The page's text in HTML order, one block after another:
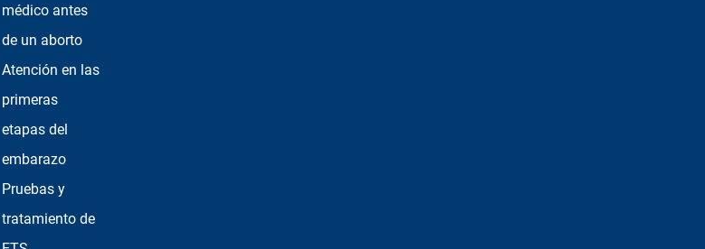
médico antes
de un aborto
Atención en las
primeras
etapas del
embarazo
Pruebas y
tratamiento de